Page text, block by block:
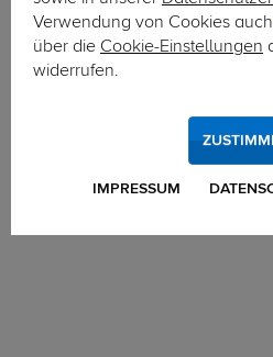
Verwendung von Cookies auch
über die Cookie-Einstellungen
widerrufen.
IMPRESSUM